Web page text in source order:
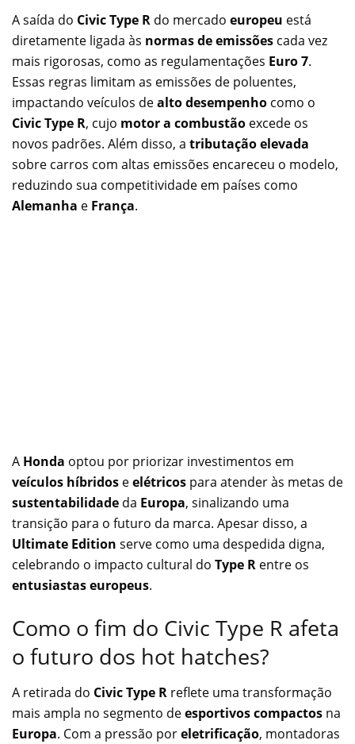
A saída do Civic Type R do mercado europeu está
diretamente ligada às normas de emissões cada vez
mais rigorosas, como as regulamentações Euro 7.
Essas regras limitam as emissões de poluentes,
impactando veículos dealto desempenho como o
Civic Type R, cujo motor a combustão excede os
novos padrões. Além disso, a tributação elevada
sobre carros com altas emissões encareceu o modelo,
reduzindo sua competitividade em países como
Alemanha e França.
A Honda optou por priorizar investimentos em
veículos híbridos eelétricos para atender às metas de
sustentabilidade da Europa, sinalizando uma
transição para o futuro da marca. Apesar disso, a
Ultimate Edition serve como uma despedida digna,
celebrando o impacto cultural do Type R entre os
entusiastas europeus.
Como o fim do Civic Type R afeta
o futuro dos hot hatches?
A retirada do Civic Type R reflete uma transformação
mais ampla no segmento deesportivos compactos na
Europa. Com a pressão poreletrificação, montadoras